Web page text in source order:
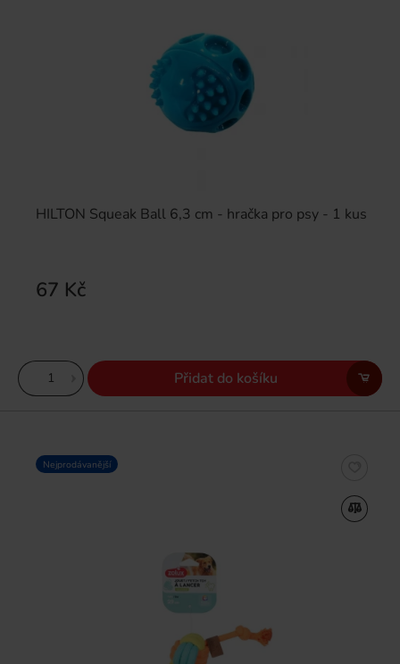
HILTON Squeak Ball 6,3 cm - hračka pro psy - 1 kus
67 Kč
Přidat do košíku
Nejprodávanější